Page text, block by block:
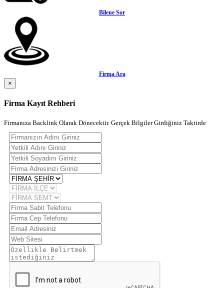
Bilene Sor
Firma Ara
×
Firma Kayıt Rehberi
Firmanıza Backlink Olarak Dönecektir. Gerçek Bilgiler Girdiğiniz Taktirde